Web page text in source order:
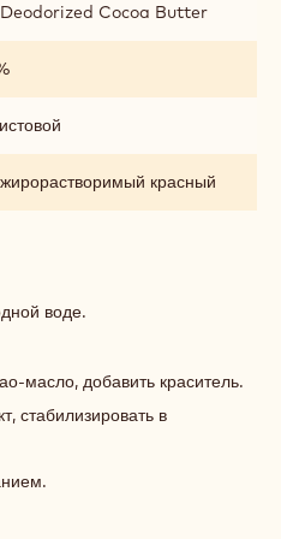
Cocoa Butter
красный
воде.
масло, добавить краситель.
стабилизировать в